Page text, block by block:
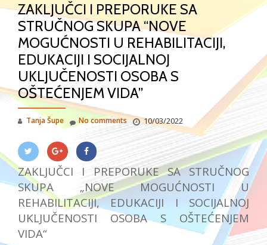
ZAKLJUČCI I PREPORUKE SA
STRUČNOG SKUPA “NOVE
MOGUĆNOSTI U REHABILITACIJI,
EDUKACIJI I SOCIJALNOJ
UKLJUČENOSTI OSOBA S
OŠTEĆENJEM VIDA”
Tanja Šupe 10/03/2022
No comments
ZAKLJUČCI I PREPORUKE SA STRUČNOG
SKUPA „NOVE MOGUĆNOSTI U
REHABILITACIJI, EDUKACIJI I SOCIJALNOJ
UKLJUČENOSTI OSOBA S OŠTEĆENJEM
VIDA“